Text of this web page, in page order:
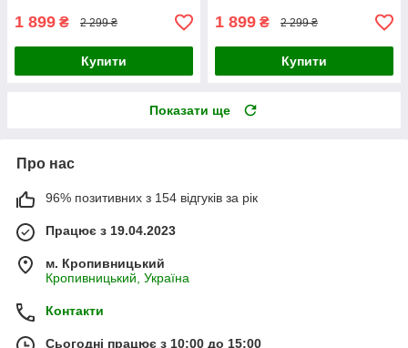
1 899 ₴ 2 299 ₴
Купити
1 899 ₴ 2 299 ₴
Купити
Показати ще
Про нас
96% позитивних з 154 відгуків за рік
Працює з 19.04.2023
м. Кропивницький
Кропивницький, Україна
Контакти
Сьогодні працює з 10:00 до 15:00